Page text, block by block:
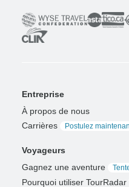
Entreprise
À propos de nous
Carrières
Postulez
Voyageurs
Gagnez une aventure
Pourquoi utiliser TourRadar